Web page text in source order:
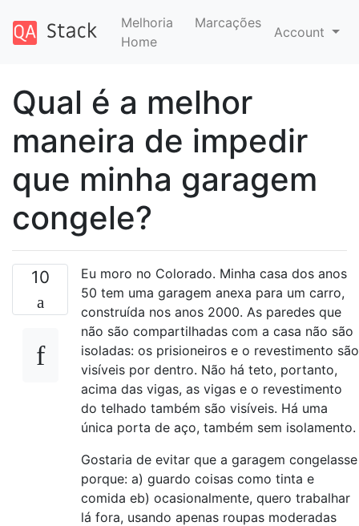
Melhoria
Home
Marcações
Account
Qual é a melhor
maneira de impedir
que minha garagem
congele?
10
Eu moro no Colorado. Minha casa dos anos
50 tem uma garagem anexa para um carro,
construída nos anos 2000. As paredes que
não são compartilhadas com a casa não são
isoladas: os prisioneiros e o revestimento são
visíveis por dentro. Não há teto, portanto,
acima das vigas, as vigas e o revestimento
do telhado também são visíveis. Há uma
única porta de aço, também sem isolamento.
Gostaria de evitar que a garagem congelasse
porque: a) guardo coisas como tinta e
comida eb) ocasionalmente, quero trabalhar
lá fora, usando apenas roupas moderadas